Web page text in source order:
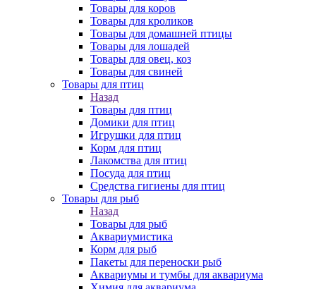
Товары для коров
Товары для кроликов
Товары для домашней птицы
Товары для лошадей
Товары для овец, коз
Товары для свиней
Товары для птиц
Назад
Товары для птиц
Домики для птиц
Игрушки для птиц
Корм для птиц
Лакомства для птиц
Посуда для птиц
Средства гигиены для птиц
Товары для рыб
Назад
Товары для рыб
Аквариумистика
Корм для рыб
Пакеты для переноски рыб
Аквариумы и тумбы для аквариума